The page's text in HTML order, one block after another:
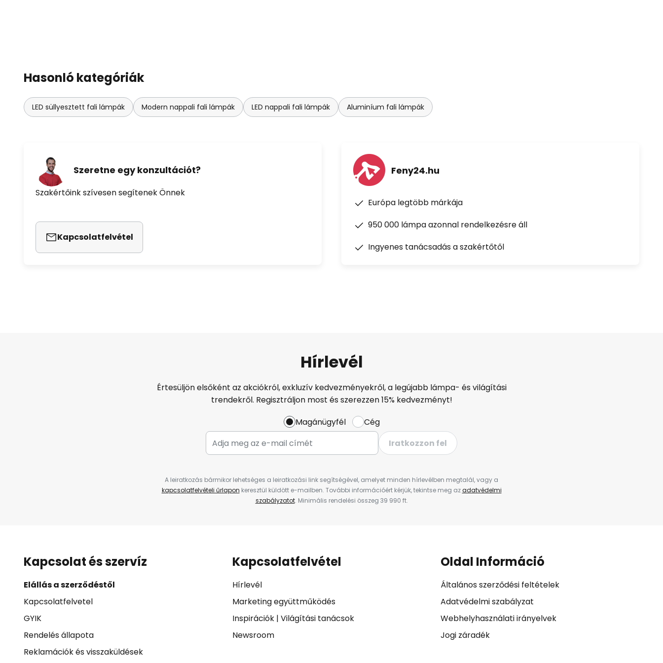
Hasonló kategóriák
LED süllyesztett fali lámpák Modern nappali fali lámpák LED nappali fali lámpák Aluminíum fali lámpák
Szeretne egy konzultációt?
Szakértőink szívesen segítenek Önnek
Kapcsolatfelvétel
Feny24.hu
Európa legtöbb márkája
950 000 lámpa azonnal rendelkezésre áll
Ingyenes tanácsadás a szakértőtől
Hírlevél
Értesüljön elsőként az akciókról, exkluzív kedvezményekről, a legújabb lámpa- és világítási
trendekről. Regisztráljon most és szerezzen 15% kedvezményt!
Magánügyfél
Cég
Iratkozzon fel
A leiratkozás bármikor lehetséges a leiratkozási link segítségével, amelyet minden hírlevélben megtalál, vagy a
kapcsolatfelvételi űrlapon keresztül küldött e-mailben. További információért kérjük, tekintse meg azadatvédelmi
szabályzatot. Minimális rendelési összeg 39 990 ft.
Kapcsolat és szervíz
Elállás a szerződéstől
Kapcsolatfelvetel
GYIK
Rendelés állapota
Reklamációk és visszaküldések
Kapcsolatfelvétel
Hírlevél
Marketing együttműködés
Inspirációk| Világítási tanácsok
Newsroom
Oldal Információ
Általános szerződési feltételek
Adatvédelmi szabályzat
Webhelyhasználati irányelvek
Jogi záradék